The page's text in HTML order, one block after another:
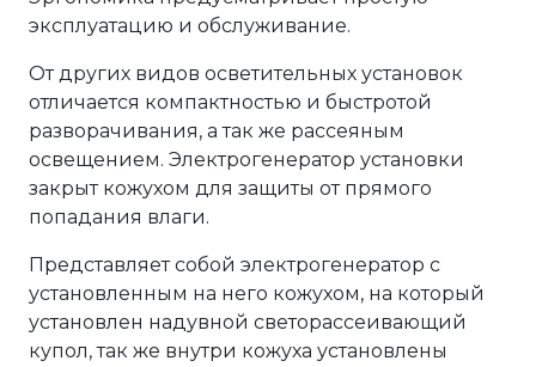
эксплуатацию и обслуживание.
От других видов осветительных установок
отличается компактностью и быстротой
разворачивания, а так же рассеяным
освещением. Электрогенератор установки
закрыт кожухом для защиты от прямого
попадания влаги.
Представляет собой электрогенератор с
установленным на него кожухом, на который
установлен надувной светорассеивающий
купол, так же внутри кожуха установлены